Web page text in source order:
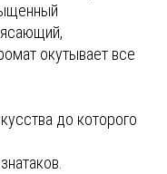
окутывает все
до которого